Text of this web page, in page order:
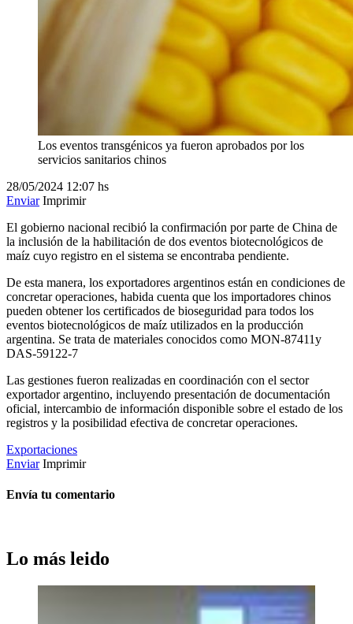
Los eventos transgénicos ya fueron aprobados por los
servicios sanitarios chinos
28/05/2024 12:07 hs
Enviar Imprimir
El gobierno nacional recibió la confirmación por parte de China de
la inclusión de la habilitación de dos eventos biotecnológicos de
maíz cuyo registro en el sistema se encontraba pendiente.
De esta manera, los exportadores argentinos están en condiciones de
concretar operaciones, habida cuenta que los importadores chinos
pueden obtener los certificados de bioseguridad para todos los
eventos biotecnológicos de maíz utilizados en la producción
argentina. Se trata de materiales conocidos como MON-87411y
DAS-59122-7
Las gestiones fueron realizadas en coordinación con el sector
exportador argentino, incluyendo presentación de documentación
oficial, intercambio de información disponible sobre el estado de los
registros y la posibilidad efectiva de concretar operaciones.
Exportaciones
Enviar Imprimir
Envía tu comentario
Lo más leido